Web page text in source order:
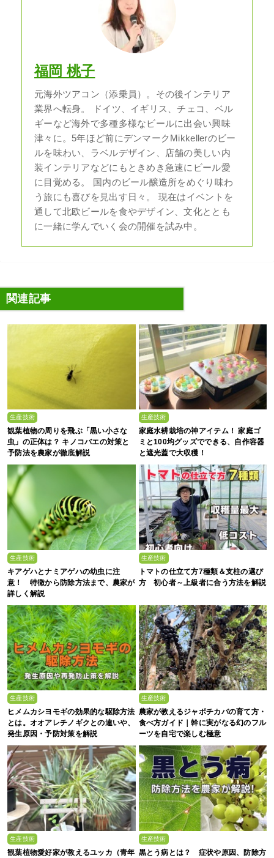
福岡 桃子
元海外ツアコン（添乗員）。その後インテリア
業界へ転身。 ドイツ、イギリス、チェコ、ベル
ギーなど海外で多種多様なビールに出会い興味
津々に。5年ほど前にデンマークMikkellerのビー
ルを味わい、ラベルデザイン、店舗の美しい内
装インテリアなどにもときめき急速にビール愛
に目覚める。 国内のビール醸造所をめぐり味わ
う旅にも喜びを見出す日々。 現在はイベントを
通して北欧ビールを食やデザイン、文化ととも
に一緒に学んでいく会の開催を試み中。
関連記事
生産技術
観葉植物の周りを飛ぶ「黒い小さな
虫」の正体は？ キノコバエの対策と
予防法を農家が徹底解説
生産技術
家庭水耕栽培の神アイテム！ 家庭ゴ
ミと100均グッズでできる、自作容器
と遮光蓋で大収穫！
生産技術
キアゲハとナミアゲハの幼虫に注
意！ 特徴から防除方法まで、農家が
詳しく解説
生産技術
トマトの仕立て方7種類＆支柱の選び
方 初心者～上級者に合う方法を解説
生産技術
ヒメムカシヨモギの効果的な駆除方法
とは。オオアレチノギクとの違いや、
発生原因・予防対策を解説
生産技術
農家が教えるジャボチカバの育て方・
食べ方ガイド｜幹に実がなる幻のフル
ーツを自宅で楽しむ極意
生産技術
観葉植物愛好家が教えるユッカ（青年
生産技術
黒とう病とは？ 症状や原因、防除方